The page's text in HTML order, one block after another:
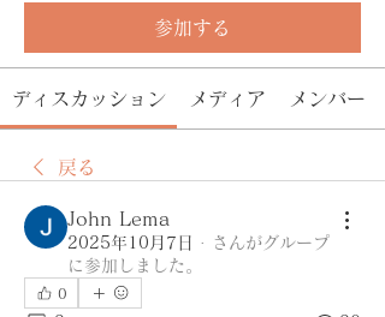
参加する
ディスカッション メディア メンバー
戻る
John Lema
2025年10月7日 ·
さんがグループ
に参加しました。
0